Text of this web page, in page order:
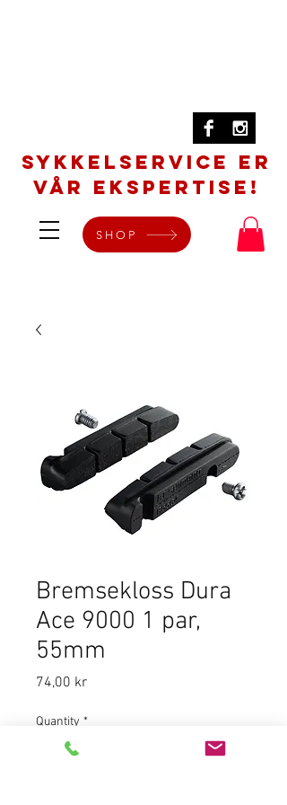
SYKKELSERVICE er
vår ekspertise!
SHOP
Bremsekloss Dura
Ace 9000 1 par,
55mm
74,00 krPrice
Quantity *